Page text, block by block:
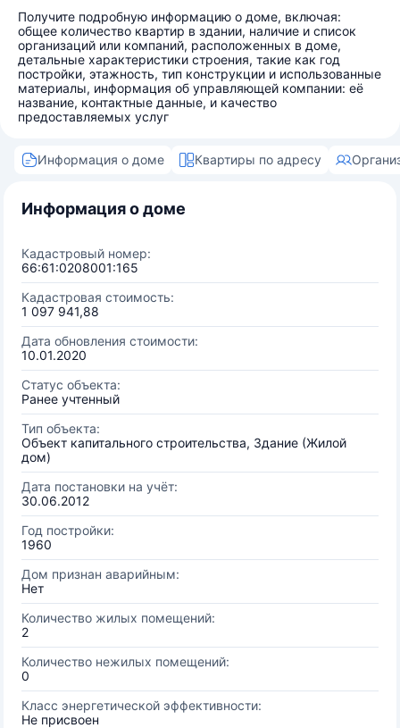
Получите подробную информацию о доме, включая:
общее количество квартир в здании, наличие и список
организаций или компаний, расположенных в доме,
детальные характеристики строения, такие как год
постройки, этажность, тип конструкции и использованные
материалы, информация об управляющей компании: её
название, контактные данные, и качество
предоставляемых услуг
Информация о доме Квартиры по адресу
Информация о доме
Кадастровый номер:
66:61:0208001:165
Кадастровая стоимость:
1 097 941,88
Дата обновления стоимости:
10.01.2020
Статус объекта:
Ранее учтенный
Тип объекта:
Объект капитального строительства, Здание (Жилой
дом)
Дата постановки на учёт:
30.06.2012
Год постройки:
1960
Дом признан аварийным:
Нет
Количество жилых помещений:
2
Количество нежилых помещений:
0
Класс энергетической эффективности:
Не присвоен